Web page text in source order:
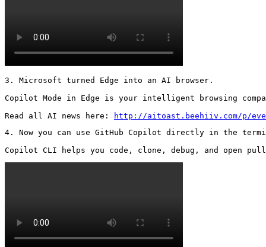
3. Microsoft turned Edge into an AI browser.
Copilot Mode in Edge is your intelligent browsing
Read all AI news here:
http://aitoast.beehiiv.com/p/
4. Now you can use GitHub Copilot directly in the
Copilot CLI helps you code, clone, debug, and open